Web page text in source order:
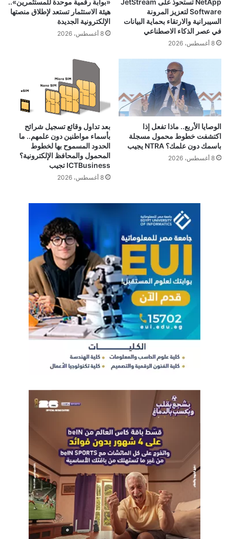
حلول تمويل ذكية ومتكاملة مع دورة التشغيل بالكامل، بما يدعم توسع
أعمالهم ويعزز قدرتهم على المنافسة والنمو المستدام».
وأكدت الشركتان أن هذه الشراكة تمثل خطوة مهمة نحو بناء منظومة
وتمكين الشركات الصغيرة والمتوسطة، وتعزيز دورها في دفع عجلة
النمو الاقتصادي وتسريع وتيرة التحول الرقمي على مستوى الدولة.
Software لتعزيز المرونة
السيبرانية والارتقاء بحماية البيانات
في عصر الذكاء الاصطناعي
8 أغسطس، 2026
هيئة الاستثمار تستعد لإطلاق منصتها
الإلكترونية الجديدة
8 أغسطس، 2026
الوصايا الأربع.. ماذا تفعل إذا
اكتشفت خطوط محمول مسجلة
باسمك دون علمك؟ NTRA يجيب
8 أغسطس، 2026
بعد تداول وقائع تسجيل شرائح
بأسماء مواطنين دون علمهم.. ما
الحدود المسموح بها لخطوط
المحمول والمحافظ الإلكترونية؟
ICTBusiness تجيب
8 أغسطس، 2026